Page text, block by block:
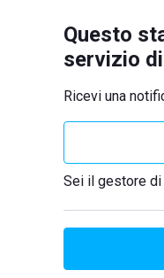
Questo
servizio
Ricevi una
Sei il gestore